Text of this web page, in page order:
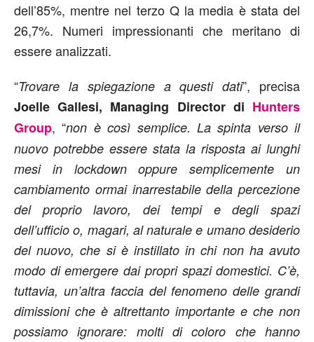
dell’85%, mentre nel terzo Q la media è stata del
26,7%. Numeri impressionanti che meritano di
essere analizzati.
“Trovare la spiegazione a questi dati”, precisa
Joelle Gallesi, Managing Director di Hunters
Group, “non è così semplice. La spinta verso il
nuovo potrebbe essere stata la risposta ai lunghi
mesi in lockdown oppure semplicemente un
cambiamento ormai inarrestabile della percezione
del proprio lavoro, dei tempi e degli spazi
dell’ufficio o, magari, al naturale e umano desiderio
del nuovo, che si è instillato in chi non ha avuto
modo di emergere dai propri spazi domestici. C’è,
tuttavia, un’altra faccia del fenomeno delle grandi
dimissioni che è altrettanto importante e che non
possiamo ignorare: molti di coloro che hanno